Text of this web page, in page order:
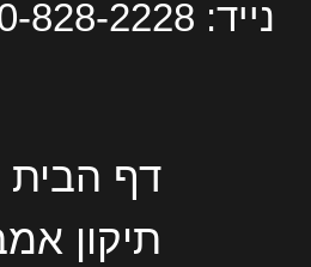
נייד: 050-828-2228
דף הבית
תיקון